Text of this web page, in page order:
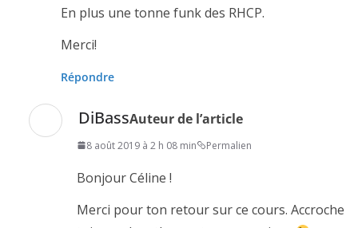
En plus une tonne funk des RHCP.
Merci!
Répondre
DiBassAuteur de l’article
8 août 2019 à 2 h 08 min Permalien
Bonjour Céline !
Merci pour ton retour sur ce cours. Accroche